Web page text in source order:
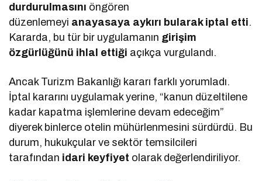
durdurulmasını öngören
düzenlemeyi anayasaya aykırı bularak iptal etti.
Kararda, bu tür bir uygulamanın girişim
özgürlüğünü ihlal ettiği açıkça vurgulandı.
Ancak Turizm Bakanlığı kararı farklı yorumladı.
İptal kararını uygulamak yerine, “kanun düzeltilene
kadar kapatma işlemlerine devam edeceğim”
diyerek binlerce otelin mühürlenmesini sürdürdü. Bu
durum, hukukçular ve sektör temsilcileri
tarafından idari keyfiyet olarak değerlendiriliyor.